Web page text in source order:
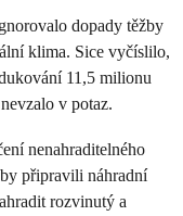
dopady těžby
klima. Sice vyčíslilo,
11,5 milionu
v potaz.
nenahraditelného
připravili náhradní
rozvinutý a